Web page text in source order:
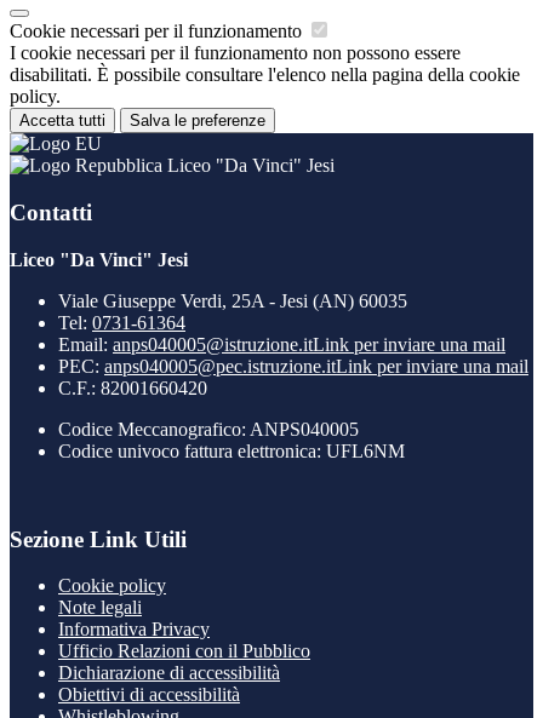
Cookie necessari per il funzionamento
I cookie necessari per il funzionamento non possono essere
disabilitati. È possibile consultare l'elenco nella pagina della cookie
policy.
Accetta tutti Salva le preferenze
Liceo "Da Vinci" Jesi
Contatti
Liceo "Da Vinci" Jesi
Viale Giuseppe Verdi, 25A - Jesi (AN) 60035
Tel: 0731-61364
Email: anps040005@istruzione.itLink per inviare una mail
PEC: anps040005@pec.istruzione.itLink per inviare una mail
C.F.: 82001660420
Codice Meccanografico: ANPS040005
Codice univoco fattura elettronica: UFL6NM
Sezione Link Utili
Cookie policy
Note legali
Informativa Privacy
Ufficio Relazioni con il Pubblico
Dichiarazione di accessibilità
Obiettivi di accessibilità